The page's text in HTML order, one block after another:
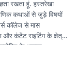
रखता हूं. हस्तरेखा
कथाओं से जुड़े विषयों
कॉलेज से मास
और कंटेंट राइटिंग के क्षेत्र
के अलावा
लेखन करता रहा हूं.